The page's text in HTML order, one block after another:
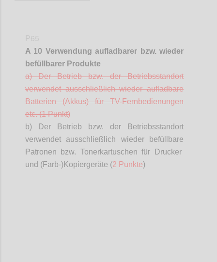
A 10 Verwendung aufladbarer bzw. wieder
befüllbarer Produkte
a) Der Betrieb bzw. der Betriebsstandort
verwendet ausschließlich wieder aufladbare
Batterien (Akkus) für TV-Fernbedienungen
etc. (1 Punkt)
b) Der Betrieb bzw. der Betriebsstandort
verwendet ausschließlich wieder
befüllbare
Patronen bzw. Tonerkartuschen für Drucker
und (Farb-)Kopiergeräte (2 Punkte)